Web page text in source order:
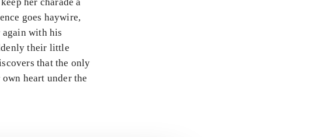
goes haywire,
again with his
their little
that the only
heart under the